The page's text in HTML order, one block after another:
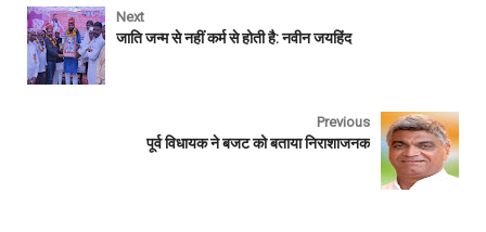
e
b
o
o
k
t
t
e
r
t
s
l
l
e
Next
जाति जन्म से नहीं कर्म से होती है: नवीन जयहिंद
Previous
पूर्व विधायक ने बजट को बताया निराशाजनक